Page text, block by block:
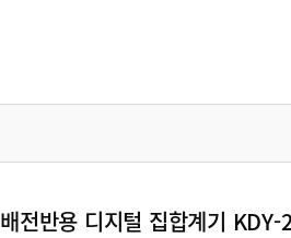
배전반용 디지털 집합계기 KDY-